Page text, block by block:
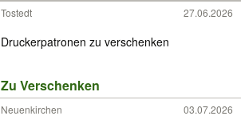
Tostedt 27.06.2026
Druckerpatronen zu verschenken
Zu Verschenken
Neuenkirchen 03.07.2026